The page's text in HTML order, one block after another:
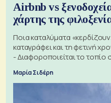
Airbnb vs
χάρτης της
Ποια καταλύματα
καταγράφει και τη φετινή
- Διαφοροποιείται το τοπίο
Μαρία Σιδέρη